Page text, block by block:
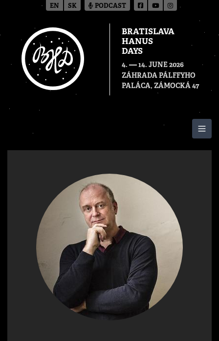
BRATISLAVA
HANUS
DAYS
4. — 14. JUNE 2026
ZÁHRADA PÁLFFYHO
PALÁCA, ZÁMOCKÁ 47
EN SK PODCAST